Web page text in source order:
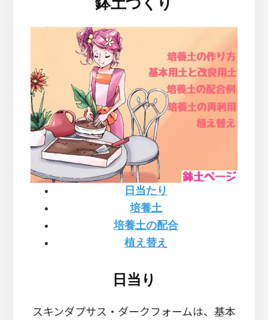
日当たり
培養土
培養土の配合
植え替え
日当り
スキンダプサス・ダークフォームは、基本